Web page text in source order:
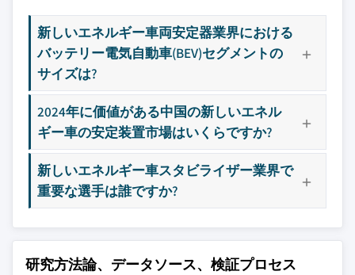
ォーマンス部品とカスタマイズの成長
3.2.3.2 OTA（無線通信）を介したスタビ
能性
3.3 成長可能性分析
3.4 ポーターの分析
3.5 PESTEL分析
3.6 技術とイノベーションの状況
3.6.1 現在の技術
3.7 特許分析
3.8 規制環境
10.2.8 北欧
10.3 アジア太平洋
10.3.1 中国
10.3.2 インド
10.3.3 日本
10.3.4 オーストラリア
10.3.5 韓国
10.3.6 東南アジア
10.4 ラテンアメリカ
10.4.2 メキシコ
10.4.3 アルゼンチン
11.10 NHK International
11.11 Hendrickson
11.12 Sogefi
11.13 SwayTec
11.14 Tata
11.15 Thyssenkrupp
11.16 Tinsley Bridge
11.17 TMT(CSR)
11.18 Tower
11.20 Yangzhou Dongsheng
11.21 ZF
新しいエネルギー車両安定器業界における
バッテリー電気自動車(BEV)セグメントの
サイズは?
2024年に価値がある中国の新しいエネル
ギー車の安定装置市場はいくらですか?
新しいエネルギー車スタビライザー業界で
重要な選手は誰ですか?
研究方法論、データソース、検証プロセス